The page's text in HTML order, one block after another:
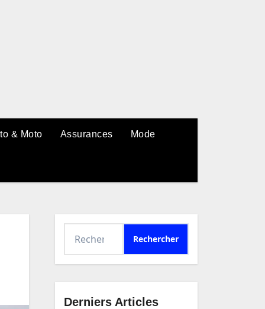
& Moto Assurances Mode
Derniers Articles